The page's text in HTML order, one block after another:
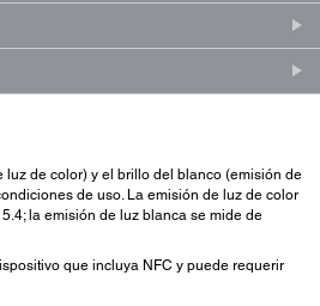
luz de color) y el brillo del blanco (emisión de
de uso. La emisión de luz de color
la emisión de luz blanca se mide de
que incluya NFC y puede requerir